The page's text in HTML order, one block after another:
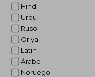
Hindi
Urdu
Ruso
Oriya
Latin
Árabe
Noruego